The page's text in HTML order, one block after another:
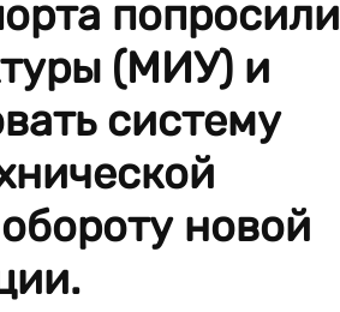
попросили
(МИУ) и
систему
новой